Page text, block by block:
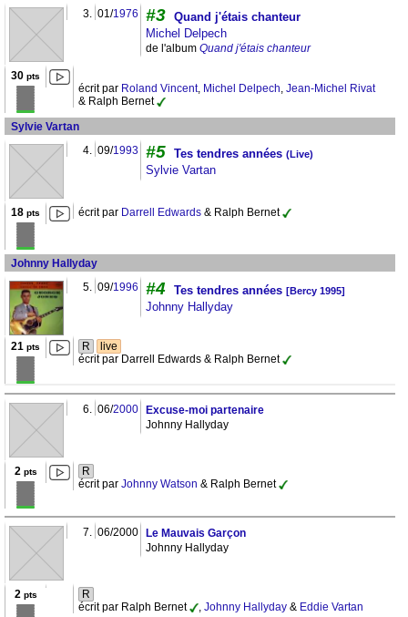
3. 01/1976 #3 Quand j'étais chanteur
Michel Delpech
de l'album Quand j'étais chanteur
30 pts
écrit par Roland Vincent, Michel Delpech, Jean-Michel Rivat
& Ralph Bernet
Sylvie Vartan
4. 09/1993 #5 Tes tendres années (Live)
Sylvie Vartan
18 pts écrit par Darrell Edwards & Ralph Bernet
Johnny Hallyday
5. 09/1996 #4 Tes tendres années [Bercy 1995]
Johnny Hallyday
21 pts R
live
écrit par Darrell Edwards & Ralph Bernet
6. 06/2000
Excuse-moi partenaire
Johnny Hallyday
2 pts
R
écrit par Johnny Watson & Ralph Bernet
7. 06/2000
Le Mauvais Garçon
Johnny Hallyday
2 pts
R
écrit par Ralph Bernet
, Johnny Hallyday & Eddie Vartan